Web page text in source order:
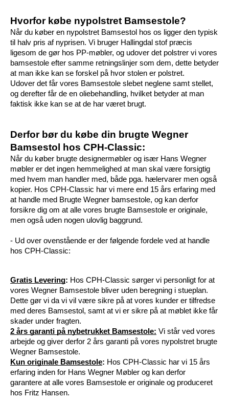
Hvorfor købe nypolstret Bamsestole?
Når du køber en nypolstret Bamsestol hos os ligger den typisk
til halv pris af nyprisen. Vi bruger Hallingdal stof præcis
ligesom de gør hos PP-møbler, og udover det polstrer vi vores
bamsestole efter samme retningslinjer som dem, dette betyder
at man ikke kan se forskel på hvor stolen er polstret.
Udover det får vores Bamsestole slebet neglene samt stellet,
og derefter får de en oliebehandling, hvilket betyder at man
faktisk ikke kan se at de har været brugt.
Derfor bør du købe din brugte Wegner
Bamsestol hos CPH-Classic:
Når du køber brugte designermøbler og især Hans Wegner
møbler er det ingen hemmelighed at man skal være forsigtig
med hvem man handler med, både pga. hælervarer men også
kopier. Hos CPH-Classic har vi mere end 15 års erfaring med
at handle med Brugte Wegner bamsestole, og kan derfor
forsikre dig om at alle vores brugte Bamsestole er originale,
men også uden nogen ulovlig baggrund.
- Ud over ovenstående er der følgende fordele ved at handle
hos CPH-Classic:
Gratis Levering: Hos CPH-Classic sørger vi personligt for at
vores Wegner Bamsestole bliver uden beregning i stueplan.
Dette gør vi da vi vil være sikre på at vores kunder er tilfredse
med deres Bamsestol, samt at vi er sikre på at møblet ikke får
skader under fragten.
2 års garanti på nybetrukket Bamsestole: Vi står ved vores
arbejde og giver derfor 2 års garanti på vores nypolstret brugte
Wegner Bamsestole.
Kun originale Bamsestole: Hos CPH-Classic har vi 15 års
erfaring inden for Hans Wegner Møbler og kan derfor
garantere at alle vores Bamsestole er originale og produceret
hos Fritz Hansen.